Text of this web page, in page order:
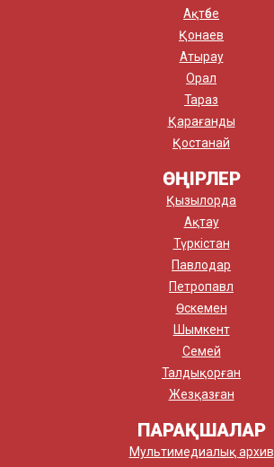
Ақтөбе
Қонаев
Атырау
Орал
Тараз
Қарағанды
Қостанай
ӨҢІРЛЕР
Қызылорда
Ақтау
Түркістан
Павлодар
Петропавл
Өскемен
Шымкент
Семей
Талдықорған
Жезқазған
ПАРАҚШАЛАР
Мультимедиалық архив